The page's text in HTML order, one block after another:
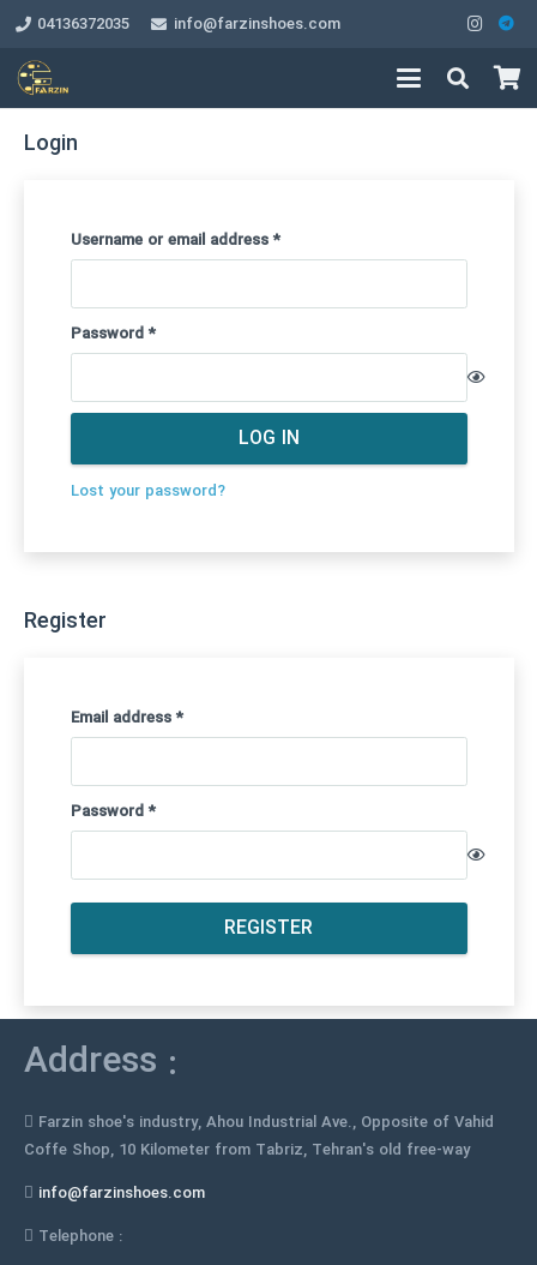
04136372035 info@farzinshoes.com
Login
Username or email address*Required
Password*Required
LOG IN
Lost your password?
Register
Email address*Required
Password*Required
REGISTER
Address :
Farzin shoe's industry, Ahou Industrial Ave., Opposite of Vahid
Coffe Shop, 10 Kilometer from Tabriz, Tehran's old free-way
info@farzinshoes.com
Telephone :